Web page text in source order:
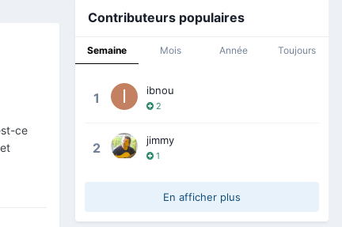
ce
Contributeurs populaires
Semaine Mois Année Toujours
1 ibnou
2
2 jimmy
1
En afficher plus